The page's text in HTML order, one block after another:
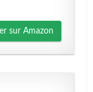
sur Amazon